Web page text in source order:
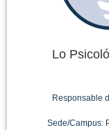
Lo
Responsable
Sede/Campus: